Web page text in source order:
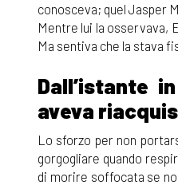
conosceva; quel Jasper
Mentre lui la osservava,
Ma sentiva che la stava
Dall’istante
aveva
Lo sforzo per non
gorgogliare quando
di morire soffocata se